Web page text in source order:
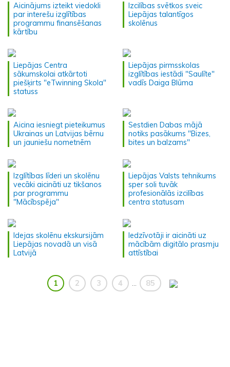
Aicinājums izteikt viedokli
par interešu izglītības
programmu finansēšanas
kārtību
Izcilības svētkos sveic
Liepājas talantīgos
skolēnus
Liepājas Centra
sākumskolai atkārtoti
piešķirts "eTwinning Skola"
statuss
Liepājas pirmsskolas
izglītības iestādi "Saulīte"
vadīs Daiga Blūma
Aicina iesniegt pieteikumus
Ukrainas un Latvijas bērnu
un jauniešu nometnēm
Sestdien Dabas mājā
notiks pasākums "Bizes,
bites un balzams"
Izglītības līderi un skolēnu
vecāki aicināti uz tikšanos
par programmu
"Mācībspēja"
Liepājas Valsts tehnikums
sper soli tuvāk
profesionālās izcilības
centra statusam
Idejas skolēnu ekskursijām
Liepājas novadā un visā
Latvijā
Iedzīvotāji ir aicināti uz
mācībām digitālo prasmju
attīstībai
1 2 3 4 85